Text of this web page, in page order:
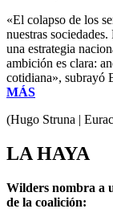
«El colapso de los
nuestras
una estrategia
ambición es clara:
cotidiana», subrayó
MÁS
(Hugo Struna |
LA HAYA
Wilders nombra a
de la coalición: